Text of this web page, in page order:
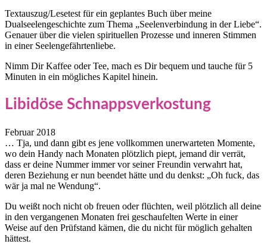
Textauszug/Lesetest für ein geplantes Buch über meine
Dualseelengeschichte zum Thema „Seelenverbindung in der Liebe“.
Genauer über die vielen spirituellen Prozesse und inneren Stimmen
in einer Seelengefährtenliebe.
Nimm Dir Kaffee oder Tee, mach es Dir bequem und tauche für 5
Minuten in ein mögliches Kapitel hinein.
Libidöse Schnappsverkostung
Februar 2018
… Tja, und dann gibt es jene vollkommen unerwarteten Momente,
wo dein Handy nach Monaten plötzlich piept, jemand dir verrät,
dass er deine Nummer immer vor seiner Freundin verwahrt hat,
deren Beziehung er nun beendet hätte und du denkst: „Oh fuck, das
wär ja mal ne Wendung“.
Du weißt noch nicht ob freuen oder flüchten, weil plötzlich all deine
in den vergangenen Monaten frei geschaufelten Werte in einer
Weise auf den Prüfstand kämen, die du nicht für möglich gehalten
hättest.